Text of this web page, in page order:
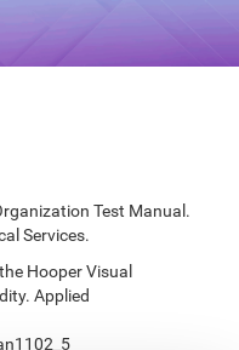
Test Manual.
Services.
Hooper Visual
Applied